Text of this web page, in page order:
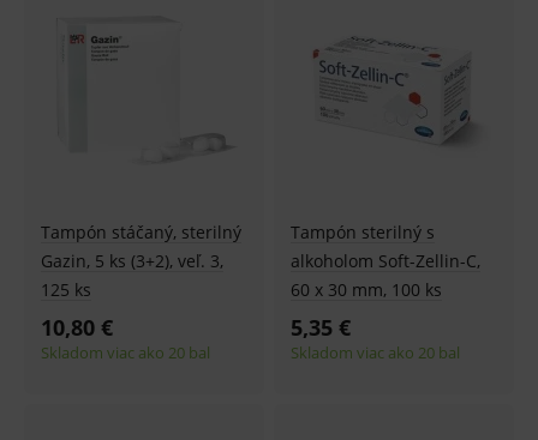
Tampón stáčaný, sterilný
Gazin, 5 ks (3+2), veľ. 3,
125 ks
10,80 €
Skladom viac ako 20 bal
Tampón sterilný s
alkoholom Soft-Zellin-C,
60 x 30 mm, 100 ks
5,35 €
Skladom viac ako 20 bal